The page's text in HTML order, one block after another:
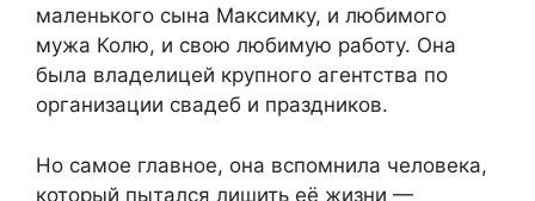
маленького сына Максимку, и любимого
мужа Колю, и свою любимую работу. Она
была владелицей крупного агентства по
организации свадеб и праздников.
Но самое главное, она вспомнила человека,
который пытался лишить её жизни —